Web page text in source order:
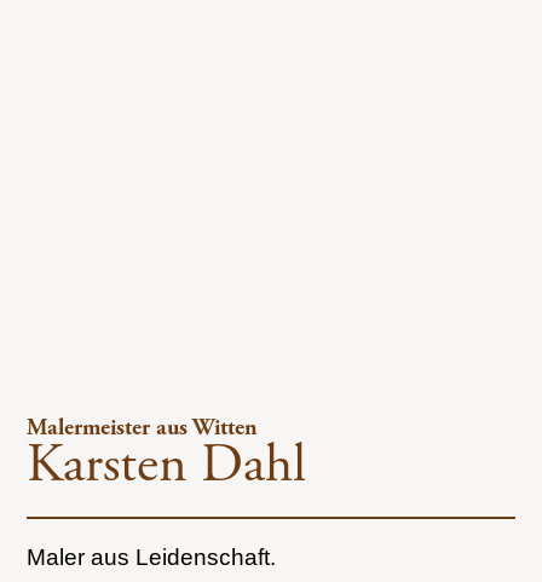
Malermeister aus Witten
Karsten Dahl
Maler aus Leidenschaft.